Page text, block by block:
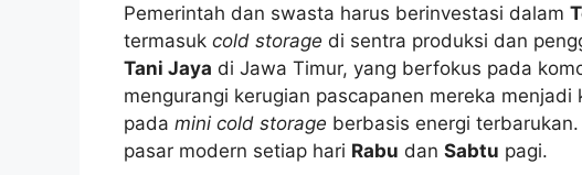
Pemerintah dan swasta harus berinvestasi dalam
termasuk cold storage di sentra produksi dan
Tani Jaya di Jawa Timur, yang berfokus pada
mengurangi kerugian pascapanen mereka
pada mini cold storage berbasis energi
pasar modern setiap hari Rabu dan Sabtu pagi.